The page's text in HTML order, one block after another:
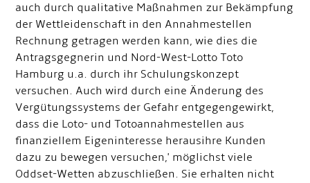
auch durch qualitative Maßnahmen zur Bekämpfung
der Wettleidenschaft in den Annahmestellen
Rechnung getragen werden kann, wie dies die
Antragsgegnerin und Nord-West-Lotto Toto
Hamburg u.a. durch ihr Schulungskonzept
versuchen. Auch wird durch eine Änderung des
Vergütungssystems der Gefahr entgegengewirkt,
dass die Loto- und Totoannahmestellen aus
finanziellem Eigeninteresse herausihre Kunden
dazu zu bewegen versuchen,' möglichst viele
Oddset-Wetten abzuschließen. Sie erhalten nicht